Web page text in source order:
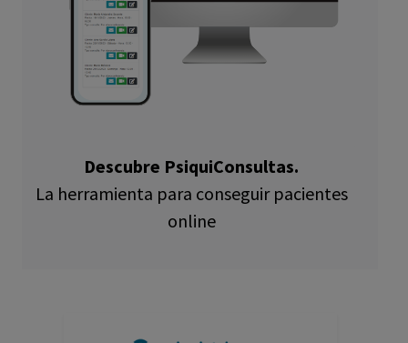
Descubre PsiquiConsultas.
La herramienta para conseguir pacientes
online